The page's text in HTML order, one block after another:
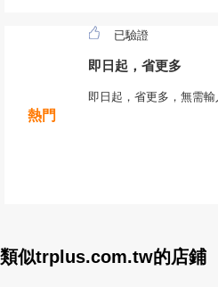
熱門
已驗證
即日起，省更多
即日起，省更多，無需
類似trplus.com.tw的店鋪